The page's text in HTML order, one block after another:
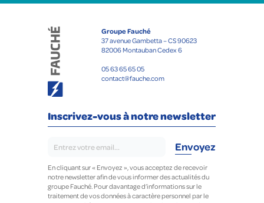
Groupe Fauché
37 avenue Gambetta – CS 90623
82006 Montauban Cedex 6
05 63 65 65 05
contact@fauche.com
Inscrivez-vous à notre newsletter
En cliquant sur « Envoyez », vous acceptez de recevoir
notre newsletter afin de vous informer des actualités du
groupe Fauché. Pour davantage d’informations sur le
traitement de vos données à caractère personnel par le